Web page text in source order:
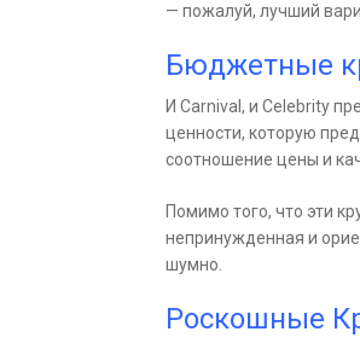
— пожалуй, лучший
Бюджетные
И Carnival, и Celebrity
ценности, которую
соотношение цены и
Помимо того, что эти
непринужденная и
шумно.
Роскошные